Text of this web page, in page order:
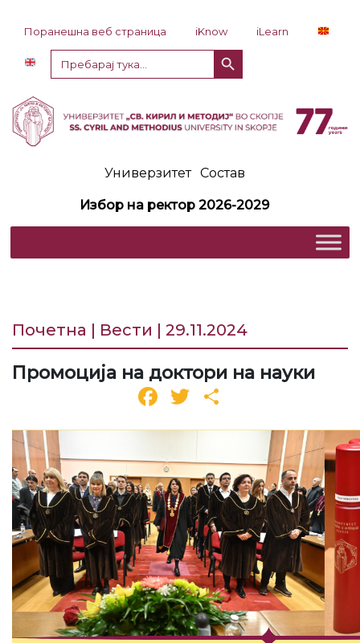
Поранешна веб страница iKnow
iLearn
Пребарај
за:
Копче за пребарување
Универзитет Состав
Избор на ректор 2026-2029
Почетна | Вести | 29.11.2024
Промоција на доктори на науки
Facebook
Twitter